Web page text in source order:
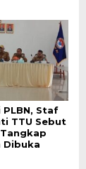
Staf
TTU Sebut
Tangkap
Dibuka